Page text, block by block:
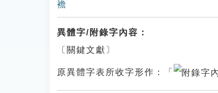
襜
異體字/附錄字內容：
〔關鍵文獻〕
原異體字表所收字形作：「